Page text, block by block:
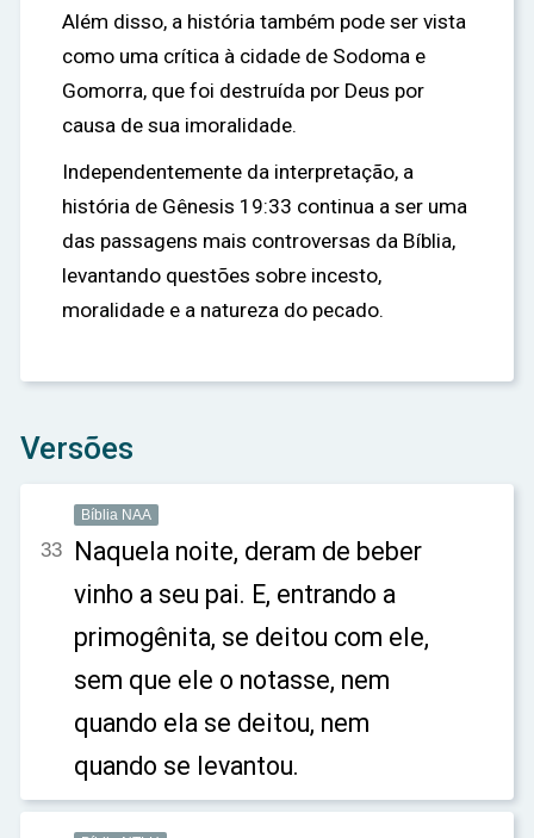
Além disso, a história também pode ser vista
como uma crítica à cidade de Sodoma e
Gomorra, que foi destruída por Deus por
causa de sua imoralidade.
Independentemente da interpretação, a
história de Gênesis 19:33 continua a ser uma
das passagens mais controversas da Bíblia,
levantando questões sobre incesto,
moralidade e a natureza do pecado.
Versões
Bíblia NAA
33 Naquela noite, deram de beber
vinho a seu pai. E, entrando a
primogênita, se deitou com ele,
sem que ele o notasse, nem
quando ela se deitou, nem
quando se levantou.